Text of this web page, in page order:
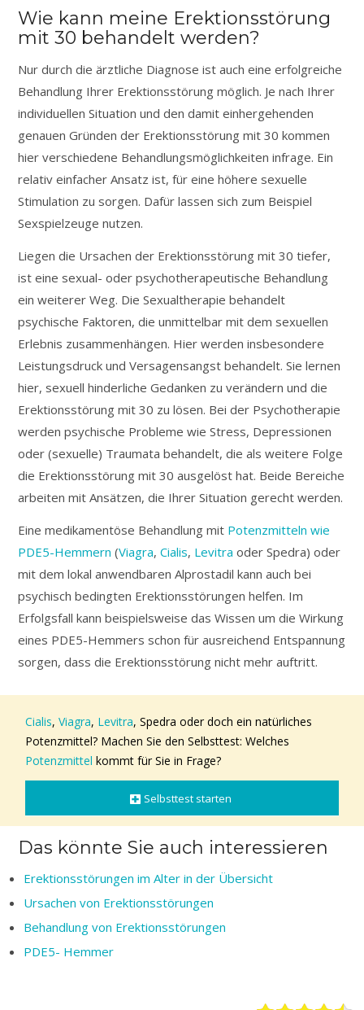
Wie kann meine Erektionsstörung
mit 30 behandelt werden?
Nur durch die ärztliche Diagnose ist auch eine erfolgreiche
Behandlung Ihrer Erektionsstörung möglich. Je nach Ihrer
individuellen Situation und den damit einhergehenden
genauen Gründen der Erektionsstörung mit 30 kommen
hier verschiedene Behandlungsmöglichkeiten infrage. Ein
relativ einfacher Ansatz ist, für eine höhere sexuelle
Stimulation zu sorgen. Dafür lassen sich zum Beispiel
Sexspielzeuge nutzen.
Liegen die Ursachen der Erektionsstörung mit 30 tiefer,
ist eine sexual- oder psychotherapeutische Behandlung
ein weiterer Weg. Die Sexualtherapie behandelt
psychische Faktoren, die unmittelbar mit dem sexuellen
Erlebnis zusammenhängen. Hier werden insbesondere
Leistungsdruck und Versagensangst behandelt. Sie lernen
hier, sexuell hinderliche Gedanken zu verändern und die
Erektionsstörung mit 30 zu lösen. Bei der Psychotherapie
werden psychische Probleme wie Stress, Depressionen
oder (sexuelle) Traumata behandelt, die als weitere Folge
die Erektionsstörung mit 30 ausgelöst hat. Beide Bereiche
arbeiten mit Ansätzen, die Ihrer Situation gerecht werden.
Eine medikamentöse Behandlung mit Potenzmitteln wie
PDE5-Hemmern (Viagra, Cialis, Levitra oder Spedra) oder
mit dem lokal anwendbaren Alprostadil kann auch bei
psychisch bedingten Erektionsstörungen helfen. Im
Erfolgsfall kann beispielsweise das Wissen um die Wirkung
eines PDE5-Hemmers schon für ausreichend Entspannung
sorgen, dass die Erektionsstörung nicht mehr auftritt.
Cialis,Viagra, Levitra, Spedra oder doch ein natürliches
Potenzmittel? Machen Sie den Selbsttest: Welches
Potenzmittelkommt für Sie in Frage?
Selbsttest starten
Das könnte Sie auch interessieren
Erektionsstörungen im Alter in der Übersicht
Ursachen von Erektionsstörungen
Behandlung von Erektionsstörungen
PDE5- Hemmer